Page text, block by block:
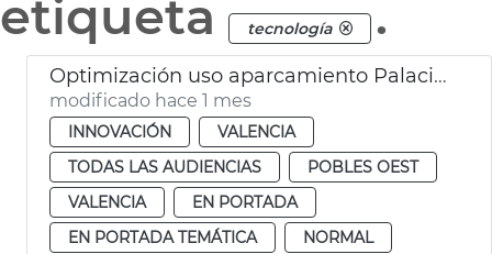
etiqueta
tecnología .
Optimización uso aparcamiento Palacio de Congresos por el Sandbox Urbà
modificado hace 1 mes
INNOVACIÓN
VALENCIA
TODAS LAS AUDIENCIAS
POBLES OEST
VALENCIA
EN PORTADA
EN PORTADA TEMÁTICA
NORMAL